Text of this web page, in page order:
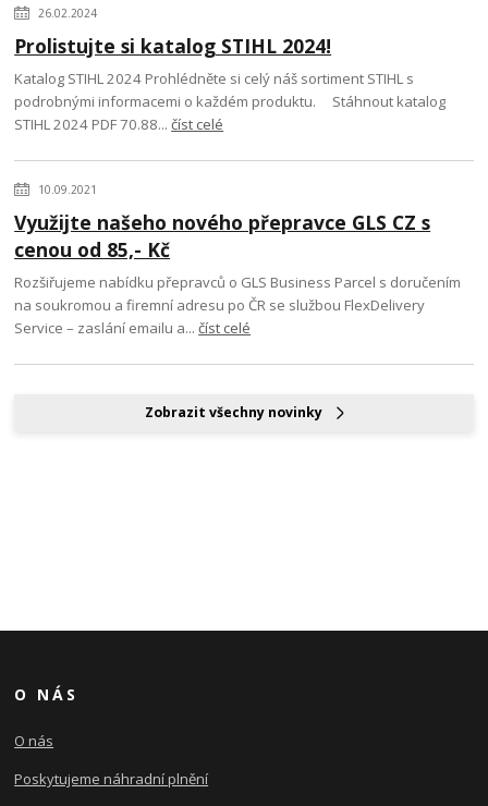
26.02.2024
Prolistujte si katalog STIHL 2024!
Katalog STIHL 2024 Prohlédněte si celý náš sortiment STIHL s
podrobnými informacemi o každém produktu. Stáhnout katalog
STIHL 2024 PDF 70.88...číst celé
10.09.2021
Využijte našeho nového přepravce GLS CZ s
cenou od 85,- Kč
Rozšiřujeme nabídku přepravců o GLS Business Parcel s doručením
na soukromou a firemní adresu po ČR se službou FlexDelivery
Service – zaslání emailu a...číst celé
Zobrazit všechny novinky
O NÁS
O nás
Poskytujeme náhradní plnění